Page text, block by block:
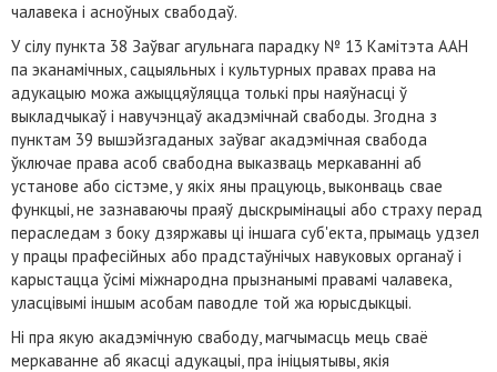
чалавека і асноўных свабодаў.
У сілу пункта 38 Заўваг агульнага парадку № 13 Камітэта ААН
па эканамічных, сацыяльных і культурных правах права на
адукацыю можа ажыццяўляцца толькі пры наяўнасці ў
выкладчыкаў і навучэнцаў акадэмічнай свабоды. Згодна з
пунктам 39 вышэйзгаданых заўваг акадэмічная свабода
ўключае права асоб свабодна выказваць меркаванні аб
установе або сістэме, у якіх яны працуюць, выконваць свае
функцыі, не зазнаваючы праяў дыскрымінацыі або страху перад
пераследам з боку дзяржавы ці іншага суб'екта, прымаць удзел
у працы прафесійных або прадстаўнічых навуковых органаў і
карыстацца ўсімі міжнародна прызнанымі правамі чалавека,
уласцівымі іншым асобам паводле той жа юрысдыкцыі.
Ні пра якую акадэмічную свабоду, магчымасць мець сваё
меркаванне аб якасці адукацыі, пра ініцыятывы, якія